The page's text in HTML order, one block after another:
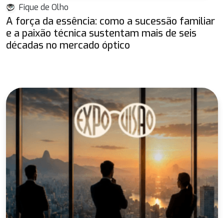
Fique de Olho
A força da essência: como a sucessão familiar
e a paixão técnica sustentam mais de seis
décadas no mercado óptico